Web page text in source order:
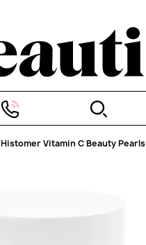
Histomer Vitamin C Beauty Pearls